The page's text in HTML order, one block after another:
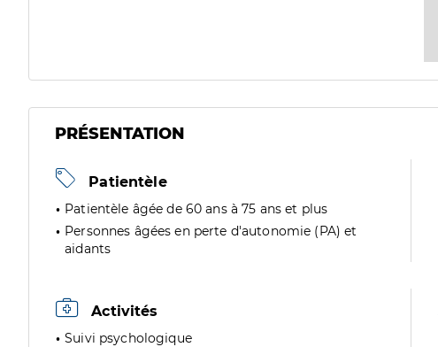
PRÉSENTATION
Patientèle
Patientèle âgée de 60 ans à 75 ans et plus
Personnes âgées en perte d'autonomie (PA) et
aidants
Activités
Suivi psychologique